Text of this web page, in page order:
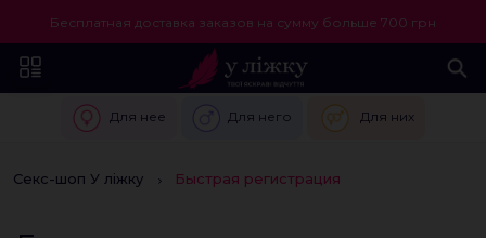
Бесплатная доставка заказов на сумму больше 700 грн
Для нее Для него Для них
Секс-шоп У ліжку Быстрая регистрация